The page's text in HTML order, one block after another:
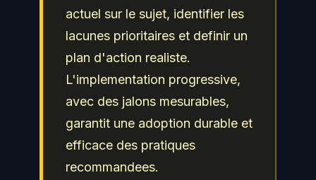
cybersécurité doivent
maintenir leurs
protéger efficacement les
actifs numeriques de leur
organisation et repondre
aux obligations de
actuel sur le sujet, identifier les
lacunes prioritaires et definir un
plan d'action realiste.
L'implementation progressive,
avec des jalons mesurables,
garantit une adoption durable et
efficace des pratiques
recommandees.